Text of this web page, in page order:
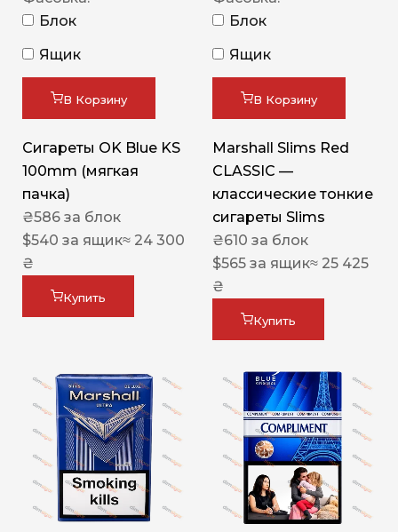
Блок
Ящик
В Корзину
Сигареты OK Blue KS
100mm (мягкая
пачка)
₴586 за блок
$540 за ящик≈ 24 300
₴
Купить
Блок
Ящик
В Корзину
Marshall Slims Red
CLASSIC —
классические тонкие
сигареты Slims
₴610 за блок
$565 за ящик≈ 25 425
₴
Купить